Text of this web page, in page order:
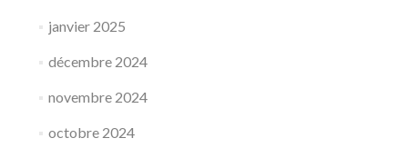
janvier 2025
décembre 2024
novembre 2024
octobre 2024